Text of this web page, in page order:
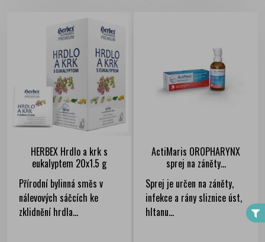
HERBEX Hrdlo a krk s
eukalyptem 20x1.5 g
Přírodní bylinná směs v
nálevových sáčcích ke
zklidnění hrdla...
ActiMaris OROPHARYNX
sprej na záněty...
Sprej je určen na záněty,
infekce a rány sliznice úst,
hltanu...